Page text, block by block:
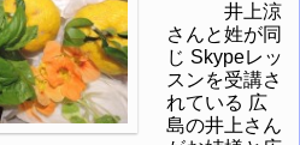
井上涼
さんと姓が同
じ Skypeレッ
スンを受講さ
れている 広
島の井上さん